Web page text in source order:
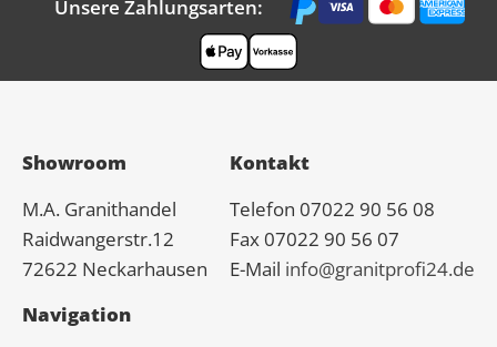
Unsere Zahlungsarten:
Showroom
M.A. Granithandel
Raidwangerstr.12
72622 Neckarhausen
Kontakt
Telefon 07022 90 56 08
Fax 07022 90 56 07
E-Mail info@granitprofi24.de
Navigation